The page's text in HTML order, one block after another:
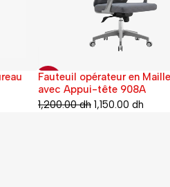
-4%
Fauteuil opérateur en Maille
avec Appui-tête 908A
1,200.00dh 1,150.00dh